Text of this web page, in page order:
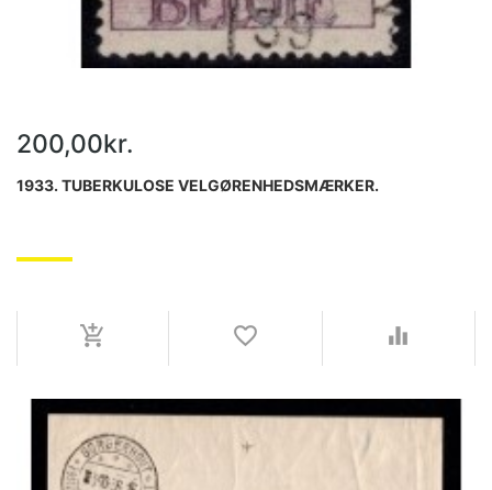
200,00kr.
1933. TUBERKULOSE VELGØRENHEDSMÆRKER.